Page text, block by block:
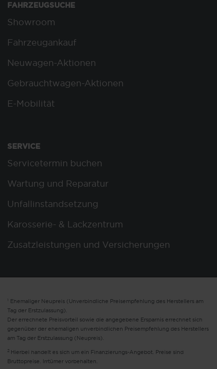
FAHRZEUGSUCHE
Showroom
Fahrzeugankauf
Neuwagen-Aktionen
Gebrauchtwagen-Aktionen
E-Mobilität
SERVICE
Servicetermin buchen
Wartung und Reparatur
Unfallinstandsetzung
Karosserie- & Lackzentrum
Zusatzleistungen und Versicherungen
1 Ehemaliger Neupreis (Unverbindliche Preisempfehlung des Herstellers am
Tag der Erstzulassung).
Der errechnete Preisvorteil sowie die angegebene Ersparnis errechnet sich
gegenüber der ehemaligen unverbindlichen Preisempfehlung des Herstellers
am Tag der Erstzulassung (Neupreis).
2 Hierbei handelt es sich um ein Finanzierungs-Angebot. Preise sind
Bruttopreise. Irrtümer vorbehalten.